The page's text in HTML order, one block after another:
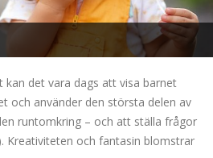
det vara dags att visa barnet
och använder den största delen av
runtomkring – och att ställa frågor
Kreativiteten och fantasin blomstrar